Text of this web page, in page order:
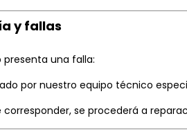
y fallas
presenta una falla:
por nuestro equipo técnico
corresponder, se procederá a